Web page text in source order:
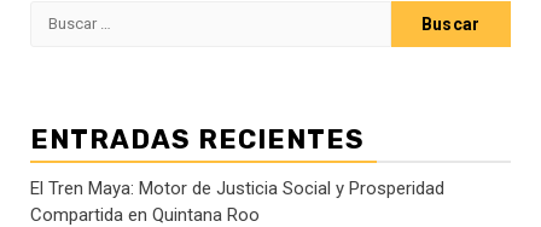
Buscar:
ENTRADAS RECIENTES
El Tren Maya: Motor de Justicia Social y Prosperidad
Compartida en Quintana Roo